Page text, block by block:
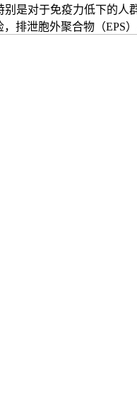
是对于免疫力低下的人
排泄胞外聚合物（EPS）